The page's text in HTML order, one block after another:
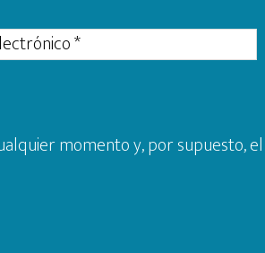
momento y, por supuesto,